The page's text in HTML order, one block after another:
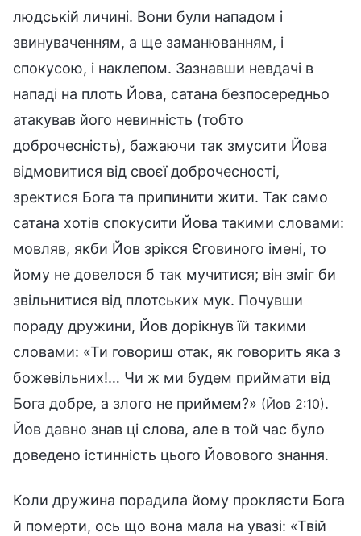
людській личині. Вони були нападом і
звинуваченням, а ще заманюванням, і
спокусою, і наклепом. Зазнавши невдачі в
нападі на плоть Йова, сатана безпосередньо
атакував його невинність (тобто
доброчесність), бажаючи так змусити Йова
відмовитися від своєї доброчесності,
зректися Бога та припинити жити. Так само
сатана хотів спокусити Йова такими словами:
мовляв, якби Йов зрікся Єговиного імені, то
йому не довелося б так мучитися; він зміг би
звільнитися від плотських мук. Почувши
пораду дружини, Йов дорікнув їй такими
словами: «Ти говориш отак, як говорить яка з
божевільних!… Чи ж ми будем приймати від
Бога добре, а злого не приймем?» (Йов 2:10).
Йов давно знав ці слова, але в той час було
доведено істинність цього Йовового знання.
Коли дружина порадила йому проклясти Бога
й померти, ось що вона мала на увазі: «Твій